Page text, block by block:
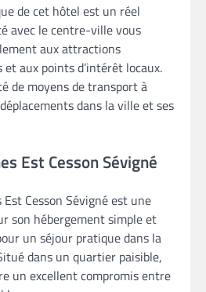
de cet hôtel est un réel
avec le centre-ville vous
aux attractions
et aux points d’intérêt locaux.
de moyens de transport à
dans la ville et ses
Est Cesson Sévigné
Cesson Sévigné est une
son hébergement simple et
un séjour pratique dans la
dans un quartier paisible,
un excellent compromis entre